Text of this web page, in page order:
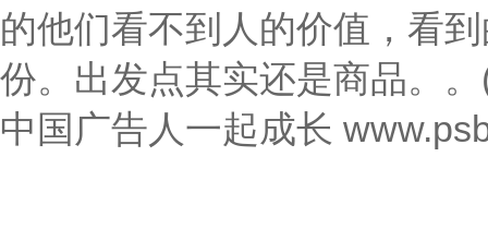
的他们看不到人的价值，看
份。出发点其实还是商品。 。
中国广告人一起成长